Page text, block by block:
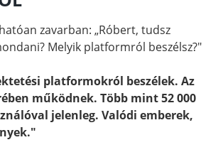
zavarban: „Róbert, tudsz
Melyik platformról beszélsz?"
platformokról beszélek. Az
működnek. Több mint 52 000
jelenleg. Valódi emberek,